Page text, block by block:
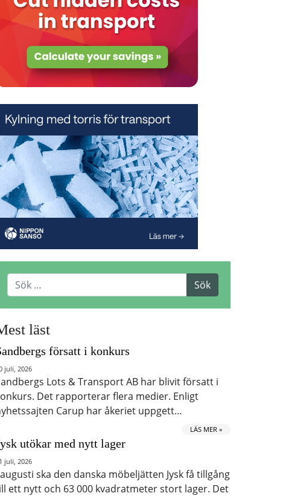
läst
försatt i konkurs
juli, 2026
Lots & Transport AB har blivit försatt i
Det rapporterar flera medier. Enligt
Carup har åkeriet uppgett…
LÄS MER »
utökar med nytt lager
juli, 2026
ska den danska möbeljätten Jysk få tillgång
ett nytt och 63 000 kvadratmeter stort lager. Det